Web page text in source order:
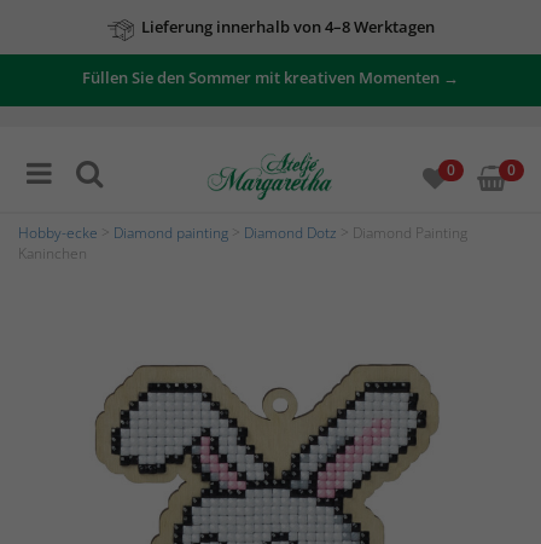
Lieferung innerhalb von 4–8 Werktagen
Füllen Sie den Sommer mit kreativen Momenten →
0 0
Hobby-ecke Diamond painting Diamond Dotz > Diamond Painting
Kaninchen